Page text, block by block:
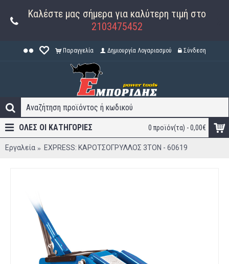
Καλέστε μας σήμερα για καλύτερη τιμή στο
2103475452
Παραγγελία Δημιουργία Λογαριασμού Σύνδεση
0 προϊόν(τα) - 0,00€
ΟΛΕΣ ΟΙ ΚΑΤΗΓΟΡΊΕΣ
Εργαλεία EXPRESS: ΚΑΡΟΤΣΟΓΡΥΛΛΟΣ 3ΤΟΝ - 60619